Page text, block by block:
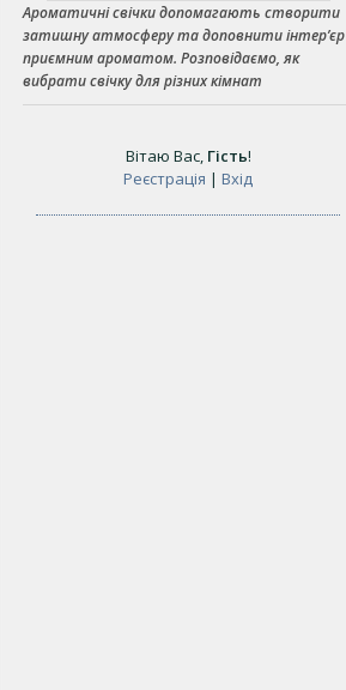
Ароматичні свічки допомагають створити
затишну атмосферу та доповнити інтер’єр
приємним ароматом. Розповідаємо, як
вибрати свічку для різних кімнат
Вітаю Вас, Гість!
Реєстрація | Вхід